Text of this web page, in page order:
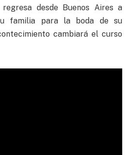
desde Buenos Aires a
familia para la boda de su
cambiará el curso